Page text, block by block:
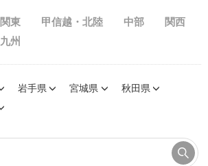
関東 甲信越・北陸 中部
関西
九州
岩手県 宮城県
秋田県